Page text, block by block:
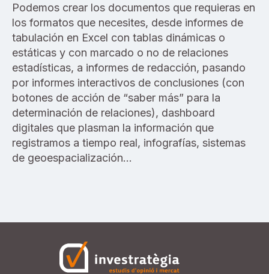
Podemos crear los documentos que requieras en
los formatos que necesites, desde informes de
tabulación en Excel con tablas dinámicas o
estáticas y con marcado o no de relaciones
estadísticas, a informes de redacción, pasando
por informes interactivos de conclusiones (con
botones de acción de “saber más” para la
determinación de relaciones), dashboard
digitales que plasman la información que
registramos a tiempo real, infografías, sistemas
de geoespacialización…